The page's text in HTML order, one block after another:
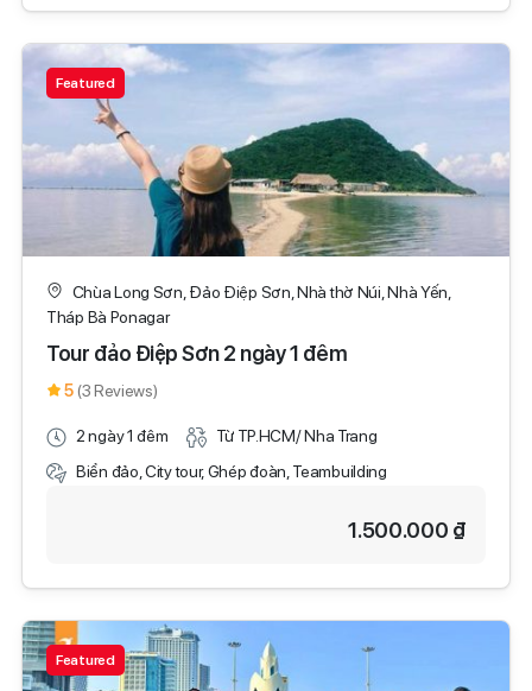
Featured
Chùa Long Sơn, Đảo Điệp Sơn, Nhà thờ Núi, Nhà Yến,
Tháp Bà Ponagar
Tour đảo Điệp Sơn 2 ngày 1 đêm
5 (3 Reviews)
2 ngày 1 đêm
Từ TP.HCM/ Nha Trang
Biển đảo, City tour, Ghép đoàn, Teambuilding
1.500.000 ₫
Featured